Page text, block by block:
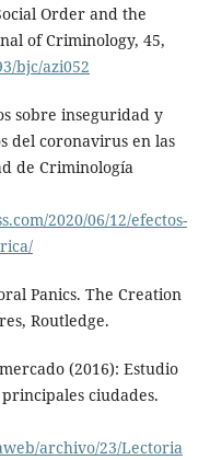
Order and the
of Criminology, 45,
bjc/azi052
sobre inseguridad y
del coronavirus en las
de Criminología
2020/06/12/efectos-
Panics. The Creation
Routledge.
(2016): Estudio
ciudades.
archivo/23/Lectoria